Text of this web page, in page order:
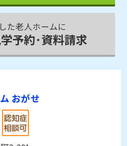
た老人ホームに
予約･資料請求
おがせ